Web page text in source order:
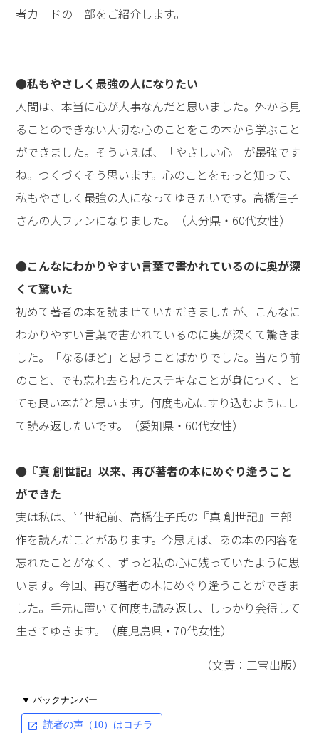
者カードの一部をご紹介します。
●私もやさしく最強の人になりたい
人間は、本当に心が大事なんだと思いました。外から見
ることのできない大切な心のことをこの本から学ぶこと
ができました。そういえば、「やさしい心」が最強です
ね。つくづくそう思います。心のことをもっと知って、
私もやさしく最強の人になってゆきたいです。高橋佳子
さんの大ファンになりました。（大分県・60代女性）
●こんなにわかりやすい言葉で書かれているのに奥が深
くて驚いた
初めて著者の本を読ませていただきましたが、こんなに
わかりやすい言葉で書かれているのに奥が深くて驚きま
した。「なるほど」と思うことばかりでした。当たり前
のこと、でも忘れ去られたステキなことが身につく、と
ても良い本だと思います。何度も心にすり込むようにし
て読み返したいです。（愛知県・60代女性）
●『真 創世記』以来、再び著者の本にめぐり逢うこと
ができた
実は私は、半世紀前、高橋佳子氏の『真 創世記』三部
作を読んだことがあります。今思えば、あの本の内容を
忘れたことがなく、ずっと私の心に残っていたように思
います。今回、再び著者の本にめぐり逢うことができま
した。手元に置いて何度も読み返し、しっかり会得して
生きてゆきます。（鹿児島県・70代女性）
（文責：三宝出版）